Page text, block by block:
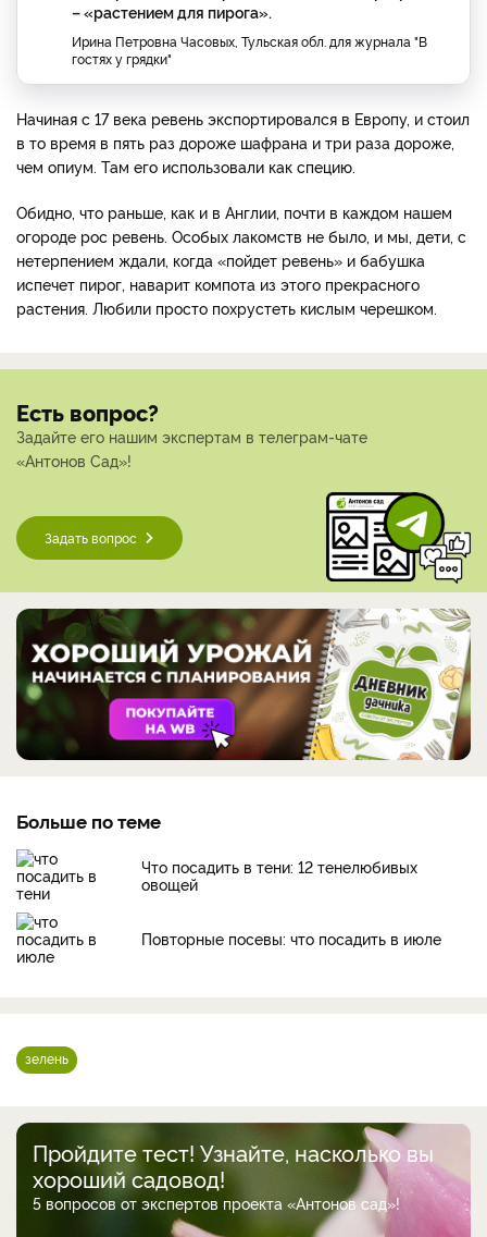
– «растением для пирога».
Ирина Петровна Часовых, Тульская обл. для журнала "В
гостях у грядки"
Начиная с 17 века ревень экспортировался в Европу, и стоил
в то время в пять раз дороже шафрана и три раза дороже,
чем опиум. Там его использовали как специю.
Обидно, что раньше, как и в Англии, почти в каждом нашем
огороде рос ревень. Особых лакомств не было, и мы, дети, с
нетерпением ждали, когда «пойдет ревень» и бабушка
испечет пирог, наварит компота из этого прекрасного
растения. Любили просто похрустеть кислым черешком.
Есть вопрос?
Задайте его нашим экспертам в телеграм-чате
«Антонов Сад»!
Задать вопрос
Больше по теме
Что посадить в тени: 12 тенелюбивых
овощей
Повторные посевы: что посадить в июле
зелень
Пройдите тест! Узнайте, насколько вы
хороший садовод!
5 вопросов от экспертов проекта «Антонов сад»!